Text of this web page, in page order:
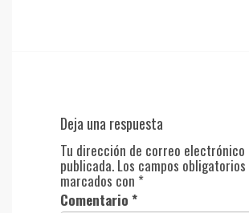
Deja una respuesta
Tu dirección de correo electrónico
publicada. Los campos
marcados con *
Comentario *